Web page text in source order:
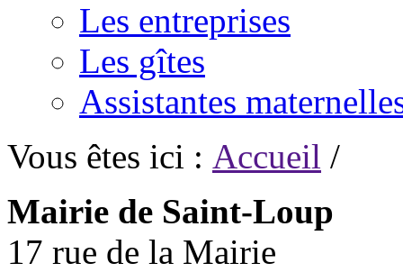
Les entreprises
Les gîtes
Assistantes
Vous êtes ici : Accueil /
Mairie de Saint-Loup
17 rue de la Mairie